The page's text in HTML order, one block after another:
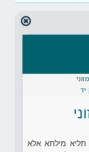
תליא מילתא אלא